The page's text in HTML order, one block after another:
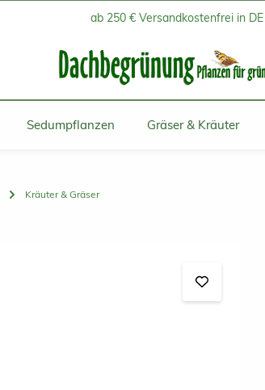
ab 250 € Versandkostenfrei in DE
Sedumpflanzen Gräser & Kräuter
Kräuter & Gräser